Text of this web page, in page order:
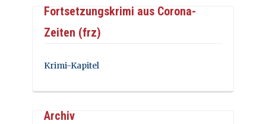
Fortsetzungskrimi aus Corona-
Zeiten (frz)
Krimi-Kapitel
Archiv